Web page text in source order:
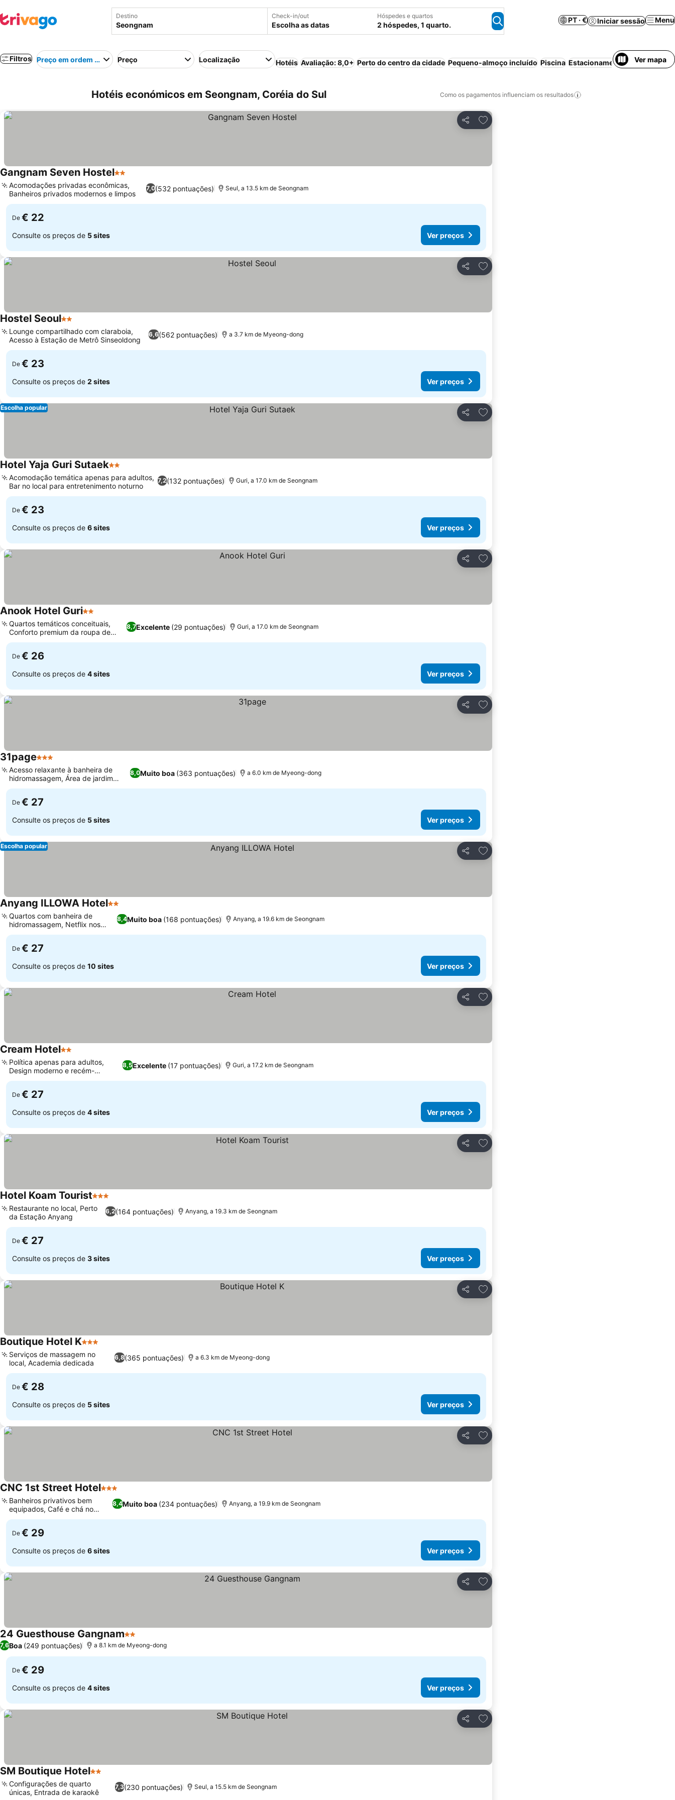
Destino Check-in/out
Escolha as datas
Hóspedes e quartos
2 hóspedes, 1 quarto.
PT · € Iniciar sessão Menu
Filtros Preço em ordem crescentePreço Localização Hotéis Avaliação: 8,0+ Perto do centro da cidade Pequeno-almoço incluído Piscina Estacionamento Meia-pensão
Ver mapa
Hotéis económicos em Seongnam, Coréia do Sul Como os pagamentos influenciam os resultados
Partilhar
Adicionar aos favoritos
Gangnam Seven Hostel2 Estrelas
7,0(532 pontuações)
Acomodações privadas econômicas,
Banheiros privados modernos e limpos
Seul, a 13.5 km de Seongnam
De € 22
Consulte os preços de 5 sites Ver preços
Partilhar
Adicionar aos favoritos
Hostel Seoul2 Estrelas
6,6(562 pontuações)
Lounge compartilhado com claraboia,
Acesso à Estação de Metrô Sinseoldong
a 3.7 km de Myeong-dong
De € 23
Consulte os preços de 2 sites Ver preços
Partilhar
Adicionar aos favoritos
Escolha popular
Hotel Yaja Guri Sutaek2 Estrelas
7,2(132 pontuações)
Acomodação temática apenas para adultos,
Bar no local para entretenimento noturno
Guri, a 17.0 km de Seongnam
De € 23
Consulte os preços de 6 sites Ver preços
Partilhar
Adicionar aos favoritos
Anook Hotel Guri2 Estrelas
8,7Excelente (29 pontuações)
Quartos temáticos conceituais,
Conforto premium da roupa de
cama
Guri, a 17.0 km de Seongnam
De € 26
Consulte os preços de 4 sites Ver preços
Partilhar
Adicionar aos favoritos
31page3 Estrelas
8,0Muito boa (363 pontuações)
Acesso relaxante à banheira de
hidromassagem, Área de jardim
tranquila
a 6.0 km de Myeong-dong
De € 27
Consulte os preços de 5 sites Ver preços
Partilhar
Adicionar aos favoritos
Escolha popular
Anyang ILLOWA Hotel2 Estrelas
8,4Muito boa (168 pontuações)
Quartos com banheira de
hidromassagem, Netflix nos
quartos
Anyang, a 19.6 km de Seongnam
De € 27
Consulte os preços de 10 sites Ver preços
Partilhar
Adicionar aos favoritos
Cream Hotel2 Estrelas
8,5Excelente (17 pontuações)
Política apenas para adultos,
Design moderno e recém-
renovado
Guri, a 17.2 km de Seongnam
De € 27
Consulte os preços de 4 sites Ver preços
Partilhar
Adicionar aos favoritos
Hotel Koam Tourist3 Estrelas
6,2(164 pontuações)
Restaurante no local, Perto
da Estação Anyang
Anyang, a 19.3 km de Seongnam
De € 27
Consulte os preços de 3 sites Ver preços
Partilhar
Adicionar aos favoritos
Boutique Hotel K3 Estrelas
6,8(365 pontuações)
Serviços de massagem no
local, Academia dedicada
a 6.3 km de Myeong-dong
De € 28
Consulte os preços de 5 sites Ver preços
Partilhar
Adicionar aos favoritos
CNC 1st Street Hotel3 Estrelas
8,4Muito boa (234 pontuações)
Banheiros privativos bem
equipados, Café e chá no
quarto
Anyang, a 19.9 km de Seongnam
De € 29
Consulte os preços de 6 sites Ver preços
Partilhar
Adicionar aos favoritos
24 Guesthouse Gangnam2 Estrelas
7,6Boa (249 pontuações) a 8.1 km de Myeong-dong
De € 29
Consulte os preços de 4 sites Ver preços
Partilhar
Adicionar aos favoritos
SM Boutique Hotel2 Estrelas
7,3(230 pontuações)
Configurações de quarto
únicas, Entrada de karaokê
Seul, a 15.5 km de Seongnam